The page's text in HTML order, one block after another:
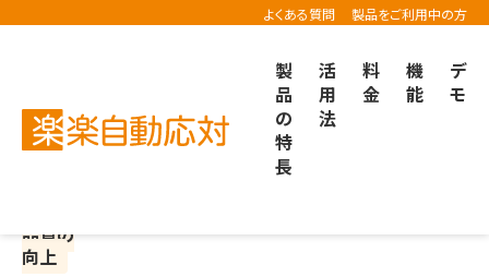
よくある質問 製品をご利用中の方
製
品
の
特
長
活
用
法
料
金
機
能
デ
モ
楽楽自動応対TOP 機能紹介 チームでノウハウや情報を共有したい
品質の
向上